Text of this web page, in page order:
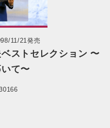
11/21発売
ストセレクション 〜
て〜